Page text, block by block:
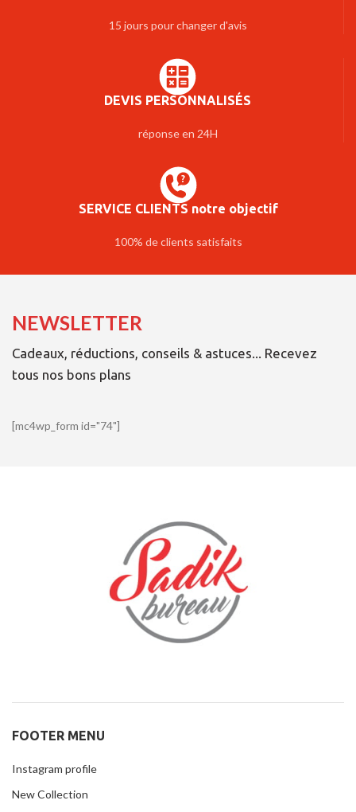
15 jours pour changer d'avis
DEVIS PERSONNALISÉS
réponse en 24H
SERVICE CLIENTS notre objectif
100% de clients satisfaits
NEWSLETTER
Cadeaux, réductions, conseils & astuces... Recevez
tous nos bons plans
[mc4wp_form id="74"]
FOOTER MENU
Instagram profile
New Collection